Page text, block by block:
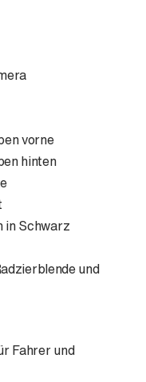
vorne
hinten
in Schwarz
und
Fahrer und